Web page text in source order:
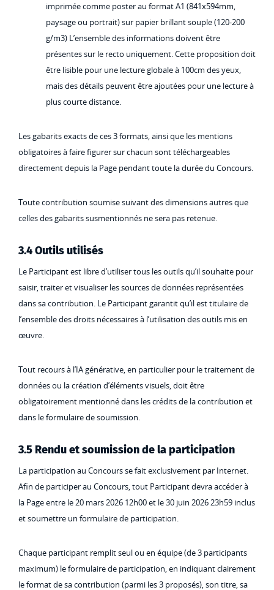
imprimée comme poster au format A1 (841x594mm,
paysage ou portrait) sur papier brillant souple (120-200
g/m3) L’ensemble des informations doivent être
présentes sur le recto uniquement. Cette proposition doit
être lisible pour une lecture globale à 100cm des yeux,
mais des détails peuvent être ajoutées pour une lecture à
plus courte distance.
Les gabarits exacts de ces 3 formats, ainsi que les mentions
obligatoires à faire figurer sur chacun sont téléchargeables
directement depuis la Page pendant toute la durée du Concours.
Toute contribution soumise suivant des dimensions autres que
celles des gabarits susmentionnés ne sera pas retenue.
3.4 Outils utilisés
Le Participant est libre d’utiliser tous les outils qu’il souhaite pour
saisir, traiter et visualiser les sources de données représentées
dans sa contribution. Le Participant garantit qu’il est titulaire de
l’ensemble des droits nécessaires à l’utilisation des outils mis en
œuvre.
Tout recours à l’IA générative, en particulier pour le traitement de
données ou la création d’éléments visuels, doit être
obligatoirement mentionné dans les crédits de la contribution et
dans le formulaire de soumission.
3.5 Rendu et soumission de la participation
La participation au Concours se fait exclusivement par Internet.
Afin de participer au Concours, tout Participant devra accéder à
la Page entre le 20 mars 2026 12h00 et le 30 juin 2026 23h59 inclus
et soumettre un formulaire de participation.
Chaque participant remplit seul ou en équipe (de 3 participants
maximum) le formulaire de participation, en indiquant clairement
le format de sa contribution (parmi les 3 proposés), son titre, sa